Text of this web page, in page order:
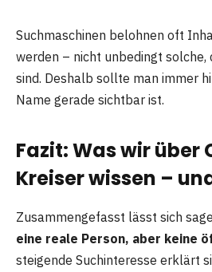
Suchmaschinen belohnen oft
werden – nicht unbedingt solche,
sind. Deshalb sollte man immer
Name gerade sichtbar ist.
Fazit: Was wir über
Kreiser wissen –
Zusammengefasst lässt sich
eine reale Person, aber keine
steigende Suchinteresse erklärt